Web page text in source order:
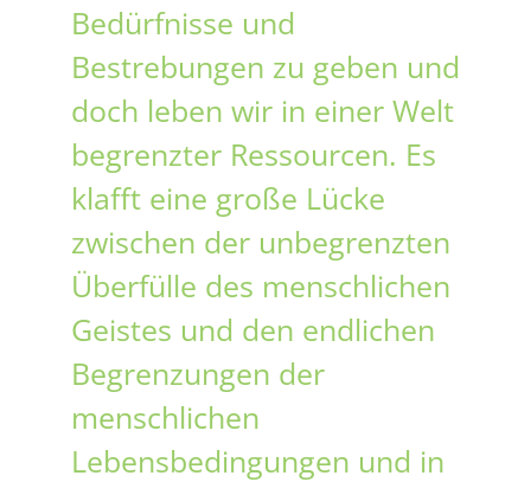
Bedürfnisse und
Bestrebungen zu geben und
doch leben wir in einer Welt
begrenzter Ressourcen. Es
klafft eine große Lücke
zwischen der unbegrenzten
Überfülle des menschlichen
Geistes und den endlichen
Begrenzungen der
menschlichen
Lebensbedingungen und in